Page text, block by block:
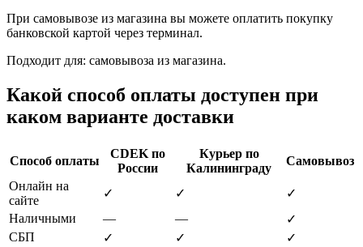
При самовывозе из магазина вы можете оплатить покупку
банковской картой через терминал.
Подходит для: самовывоза из магазина.
Какой способ оплаты доступен при
каком варианте доставки
Способ оплаты
CDEK по
России
Курьер по
Калининграду
Самовывоз
Онлайн на
сайте
✓ ✓
✓
Наличными
— —
✓
СБП
✓ ✓
✓